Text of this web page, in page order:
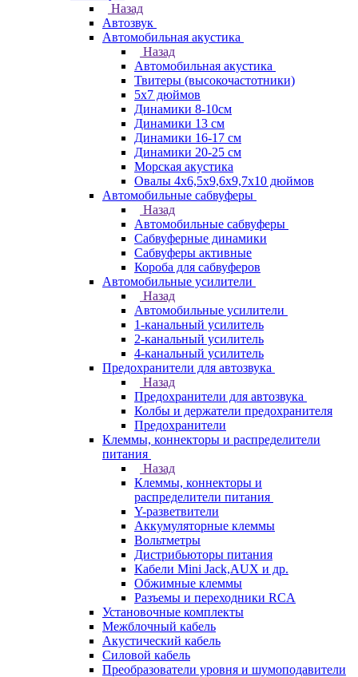
Назад
Автозвук
Автомобильная акустика
Назад
Автомобильная акустика
Твитеры (высокочастотники)
5x7 дюймов
Динамики 8-10см
Динамики 13 см
Динамики 16-17 см
Динамики 20-25 см
Морская акустика
Овалы 4х6,5х9,6x9,7х10 дюймов
Автомобильные сабвуферы
Назад
Автомобильные сабвуферы
Сабвуферные динамики
Сабвуферы активные
Короба для сабвуферов
Автомобильные усилители
Назад
Автомобильные усилители
1-канальный усилитель
2-канальный усилитель
4-канальный усилитель
Предохранители для автозвука
Назад
Предохранители для автозвука
Колбы и держатели предохранителя
Предохранители
Клеммы, коннекторы и распределители
питания
Назад
Клеммы, коннекторы и
распределители питания
Y-разветвители
Аккумуляторные клеммы
Вольтметры
Дистрибьюторы питания
Кабели Mini Jack,AUX и др.
Обжимные клеммы
Разъемы и переходники RCA
Установочные комплекты
Межблочный кабель
Акустический кабель
Силовой кабель
Преобразователи уровня и шумоподавители